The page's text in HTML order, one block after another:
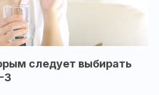
следует выбирать
3